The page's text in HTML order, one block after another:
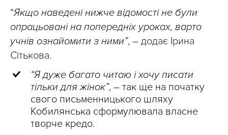
“Якщо наведені нижче відомості не були
опрацьовані на попередніх уроках, варто
учнів ознайомити з ними”, – додає Ірина
Сітькова.
“Я дуже багато читаю і хочу писати
тільки для жінок”, – так ще на початку
свого письменницького шляху
Кобилянська сформулювала власне
творче кредо.